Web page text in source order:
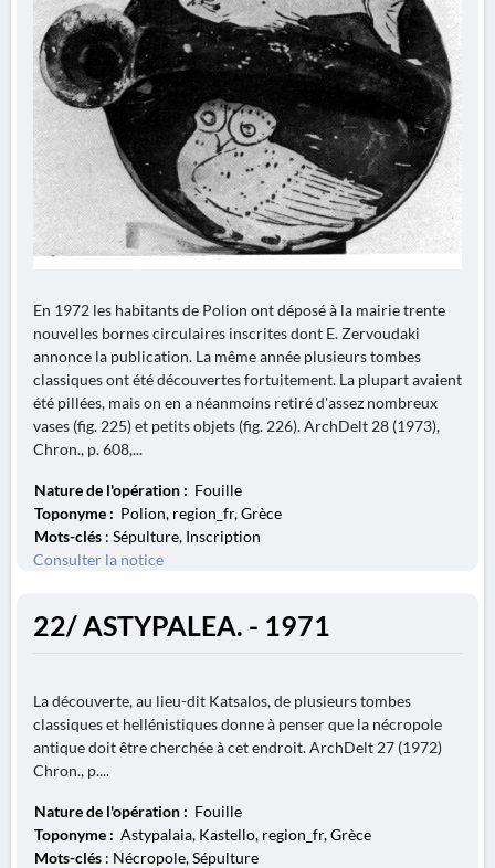
En 1972 les habitants de Polion ont déposé à la mairie trente
nouvelles bornes circulaires inscrites dont E. Zervoudaki
annonce la publication. La même année plusieurs tombes
classiques ont été découvertes fortuitement. La plupart avaient
été pillées, mais on en a néanmoins retiré d'assez nombreux
vases (fig. 225) et petits objets (fig. 226). ArchDelt 28 (1973),
Chron., p. 608,...
Nature de l'opération : Fouille
Toponyme : Polion, region_fr, Grèce
Mots-clés : Sépulture, Inscription
Consulter la notice
22/ ASTYPALEA. - 1971
La découverte, au lieu-dit Katsalos, de plusieurs tombes
classiques et hellénistiques donne à penser que la nécropole
antique doit être cherchée à cet endroit. ArchDelt 27 (1972)
Chron., p....
Nature de l'opération : Fouille
Toponyme : Astypalaia, Kastello, region_fr, Grèce
Mots-clés : Nécropole, Sépulture